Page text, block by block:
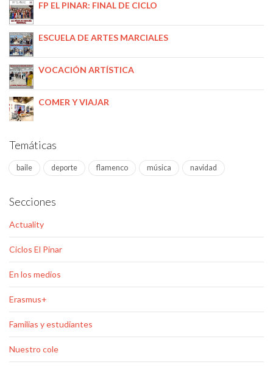
FP EL PINAR: FINAL DE CICLO
ESCUELA DE ARTES MARCIALES
VOCACIÓN ARTÍSTICA
COMER Y VIAJAR
Temáticas
baile deporte flamenco música navidad
Secciones
Actuality
Ciclos El Pinar
En los medios
Erasmus+
Familias y estudiantes
Nuestro cole